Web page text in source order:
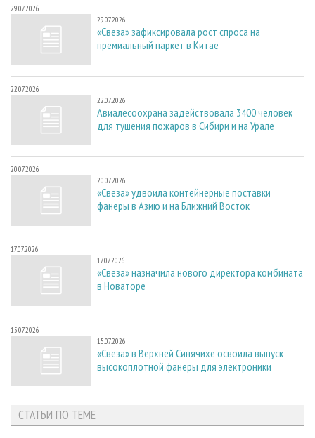
29.07.2026
29.07.2026
«Свеза» зафиксировала рост спроса на
премиальный паркет в Китае
22.07.2026
22.07.2026
Авиалесоохрана задействовала 3400 человек
для тушения пожаров в Сибири и на Урале
20.07.2026
20.07.2026
«Свеза» удвоила контейнерные поставки
фанеры в Азию и на Ближний Восток
17.07.2026
17.07.2026
«Свеза» назначила нового директора комбината
в Новаторе
15.07.2026
15.07.2026
«Свеза» в Верхней Синячихе освоила выпуск
высокоплотной фанеры для электроники
СТАТЬИ ПО ТЕМЕ